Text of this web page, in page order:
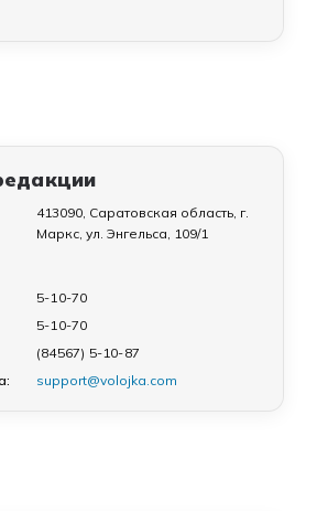
413090, Саратовская область, г.
Маркс, ул. Энгельса, 109/1
5-10-70
5-10-70
(84567) 5-10-87
support@volojka.com